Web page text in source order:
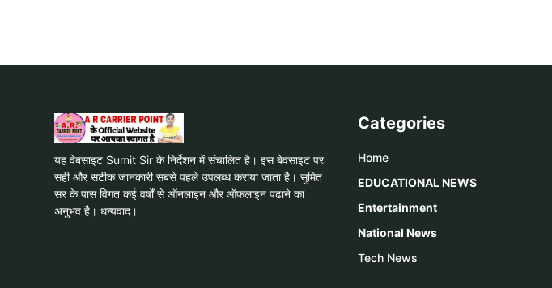
यह वेबसाइट Sumit Sir के निर्देशन में संचालित है। इस बेवसाइट पर
सही और सटीक जानकारी सबसे पहले उपलब्ध कराया जाता है। सुमित
सर के पास विगत कई वर्षों से ऑनलाइन और ऑफलाइन पढाने का
अनुभव है। धन्यवाद।
Categories
Home
EDUCATIONAL NEWS
Entertainment
National News
Tech News